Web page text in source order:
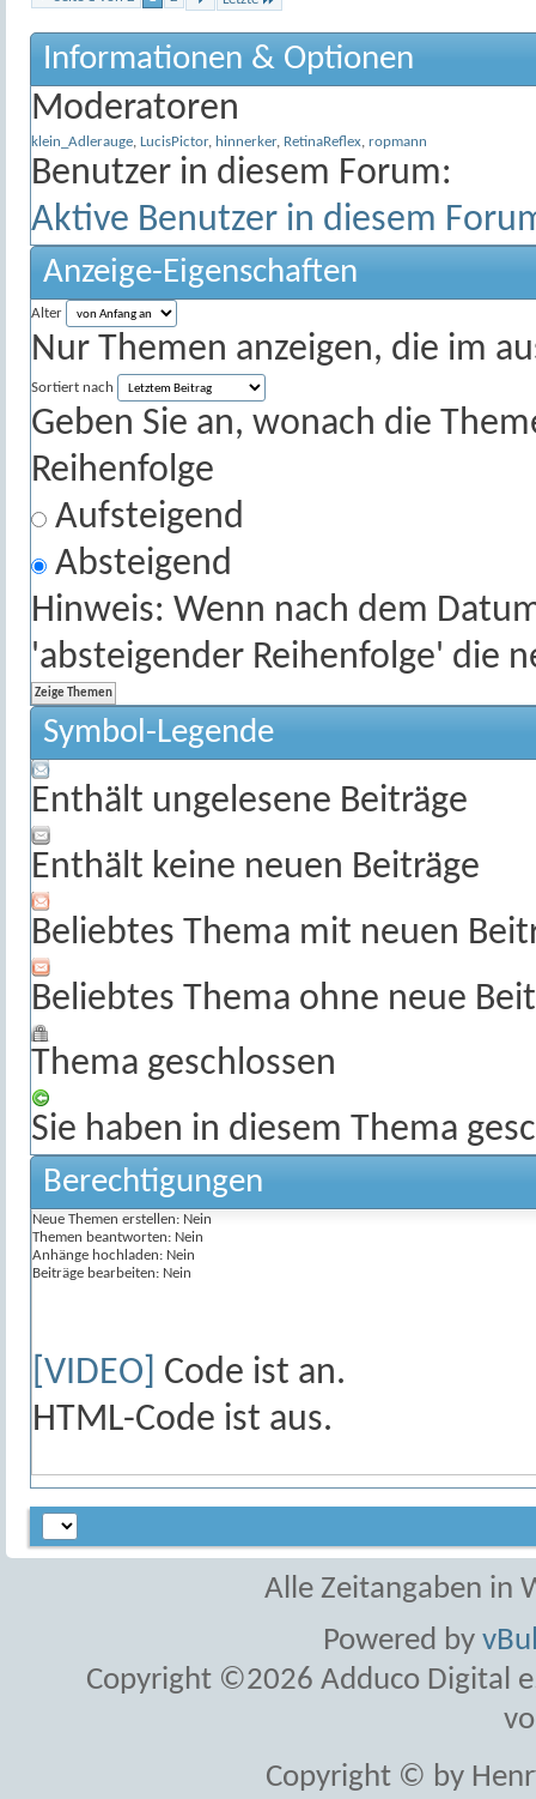
Informationen & Optionen
Moderatoren
klein_Adlerauge LucisPictor, hinnerker, RetinaReflex ropmann
Benutzer in diesem Forum:
Aktive Benutzer in diesem
Anzeige-Eigenschaften
Alter
Nur Themen anzeigen, die im
Sortiert nach
Geben Sie an, wonach die
Reihenfolge
Aufsteigend
Absteigend
Hinweis: Wenn nach dem
'absteigender Reihenfolge' die
Symbol-Legende
Enthält ungelesene Beiträge
Enthält keine neuen Beiträge
Beliebtes Thema mit neuen
Beliebtes Thema ohne neue
Thema geschlossen
Sie haben in diesem Thema
Berechtigungen
Neue Themen erstellen: Nein
Themen beantworten: Nein
Anhänge hochladen: Nein
Beiträge bearbeiten: Nein
[VIDEO] Code ist an.
HTML-Code ist aus.
Alle Zeitangaben in
Powered by
Copyright ©2026 Adduco Digital
Copyright © by